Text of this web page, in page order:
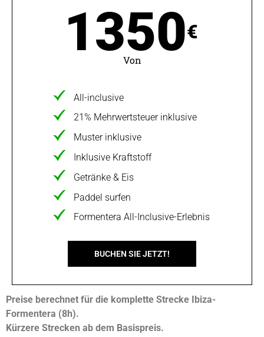
1350€
Von
All-inclusive
21% Mehrwertsteuer inklusive
Muster inklusive
Inklusive Kraftstoff
Getränke & Eis
Paddel surfen
Formentera All-Inclusive-Erlebnis
BUCHEN SIE JETZT!
Preise berechnet für die komplette Strecke Ibiza-
Formentera (8h).
Kürzere Strecken ab dem Basispreis.